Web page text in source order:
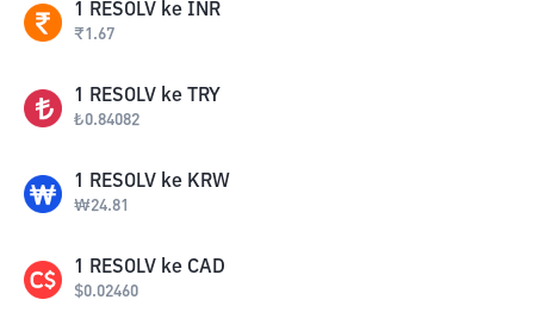
1 RESOLV ke INR
₹1.67
1 RESOLV ke TRY
₺0.84082
1 RESOLV ke KRW
₩24.81
1 RESOLV ke CAD
$0.02460